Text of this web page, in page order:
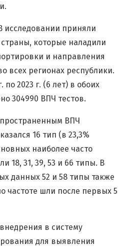
исследовании приняли
которые наладили
и направления
всех регионах республики.
по 2023 г. (6 лет) в обоих
304990 ВПЧ тестов.
ВПЧ
16 тип (в 23,3%
наиболее часто
18, 31, 39, 53 и 66 типы. В
данных 52 и 58 типы также
частоте шли после первых 5
в систему
для выявления